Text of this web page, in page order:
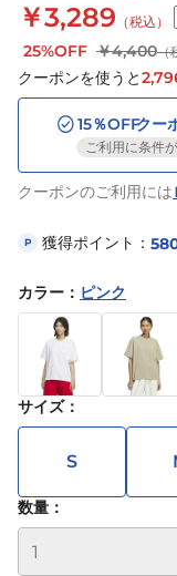
￥3,289 （税込）
25%OFF ￥4,400（
クーポンを使うと
15％OFFクー
ご利用に条件
クーポンのご利用には
P 獲得ポイント：
カラー ： ピンク
サイズ：
S
数量：